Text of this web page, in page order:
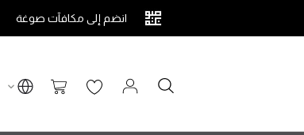
انضم إلى مكافآت صوغة
سلة التسوق بحث